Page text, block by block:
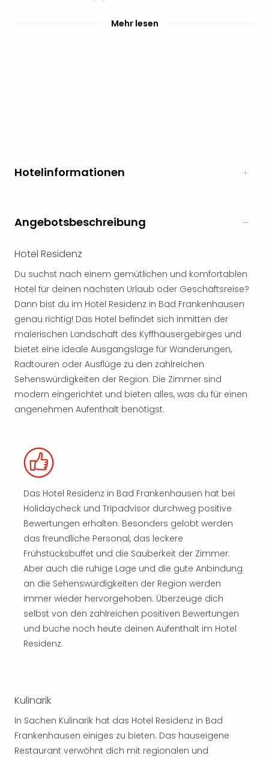
Mehr lesen
Hotelinformationen
Angebotsbeschreibung
Hotel Residenz
Du suchst nach einem gemütlichen und komfortablen
Hotel für deinen nächsten Urlaub oder Geschäftsreise?
Dann bist du im Hotel Residenz in Bad Frankenhausen
genau richtig! Das Hotel befindet sich inmitten der
malerischen Landschaft des Kyffhäusergebirges und
bietet eine ideale Ausgangslage für Wanderungen,
Radtouren oder Ausflüge zu den zahlreichen
Sehenswürdigkeiten der Region. Die Zimmer sind
modern eingerichtet und bieten alles, was du für einen
angenehmen Aufenthalt benötigst.
Das Hotel Residenz in Bad Frankenhausen hat bei
Holidaycheck und Tripadvisor durchweg positive
Bewertungen erhalten. Besonders gelobt werden
das freundliche Personal, das leckere
Frühstücksbuffet und die Sauberkeit der Zimmer.
Aber auch die ruhige Lage und die gute Anbindung
an die Sehenswürdigkeiten der Region werden
immer wieder hervorgehoben. Überzeuge dich
selbst von den zahlreichen positiven Bewertungen
und buche noch heute deinen Aufenthalt im Hotel
Residenz.
Kulinarik
In Sachen Kulinarik hat das Hotel Residenz in Bad
Frankenhausen einiges zu bieten. Das hauseigene
Restaurant verwöhnt dich mit regionalen und